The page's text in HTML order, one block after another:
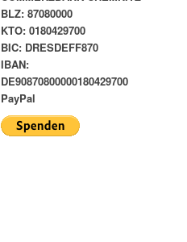
BLZ: 87080000
KTO: 0180429700
BIC: DRESDEFF870
IBAN:
DE90870800000180429700
PayPal